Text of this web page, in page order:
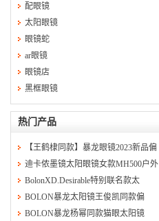
配眼镜
太阳眼镜
眼镜蛇
ar眼镜
眼镜店
黑框眼镜
热门产品
【王鹤棣同款】暴龙眼镜2023新品偏
迪卡侬墨镜太阳眼镜女款MH500户外
BolonXD.Desirable特别联名款太
BOLON暴龙太阳镜王俊凯同款偏
BOLON暴龙杨幂同款猫眼太阳镜